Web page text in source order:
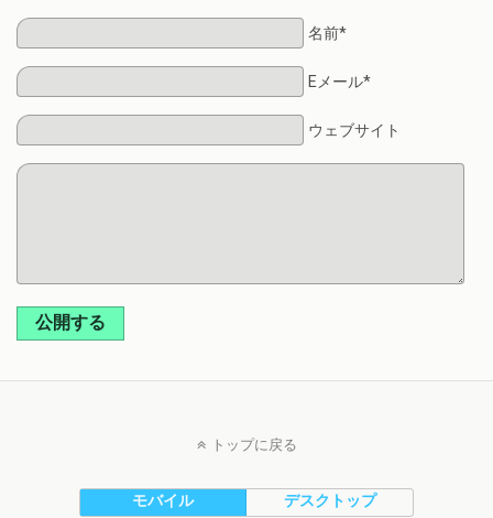
名前*
Eメール*
ウェブサイト
公開する
トップに戻る
モバイル デスクトップ